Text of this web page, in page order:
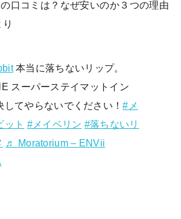
口コミは？なぜ安いのか３つの理由
り
本当に落ちないリップ。
スーパーステイマットイン
してやらないでください！#メ
ット #メイベリン #落ちないリ
♬ Moratorium – ENVii